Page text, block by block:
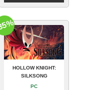
HOLLOW KNIGHT:
SILKSONG
PC